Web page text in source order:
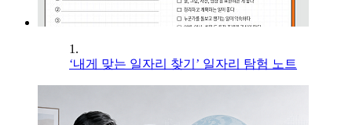
1.
‘내게 맞는 일자리 찾기’ 일자리 탐험 노트